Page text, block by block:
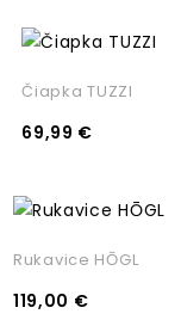
Čiapka TUZZI
69,99 €
Rukavice HŌGL
119,00 €